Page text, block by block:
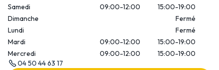
Samedi
09:00-12:00
15:00-19:00
Dimanche
Fermé
Lundi
Fermé
Mardi
09:00-12:00
15:00-19:00
Mercredi
09:00-12:00
15:00-19:00
04 50 44 63 17